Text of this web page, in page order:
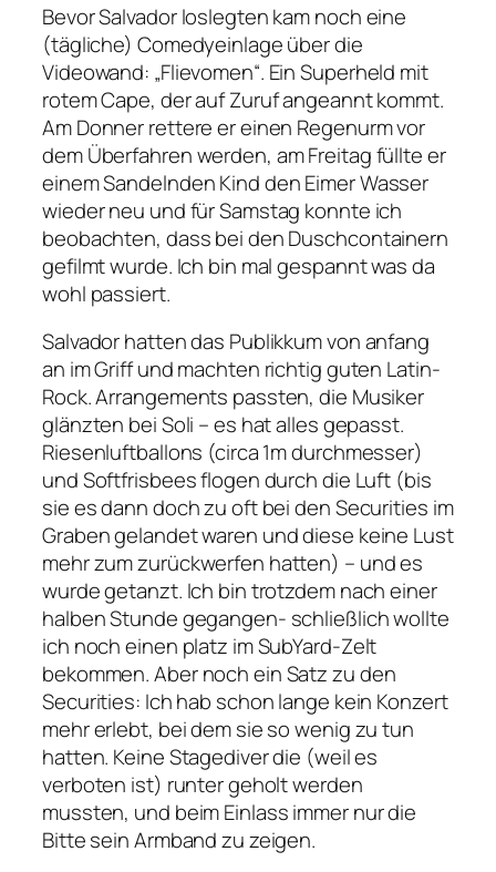
Bevor Salvador loslegten kam noch eine
(tägliche) Comedyeinlage über die
Videowand: „Flievomen“. Ein Superheld mit
rotem Cape, der auf Zuruf angeannt kommt.
Am Donner rettere er einen Regenurm vor
dem Überfahren werden, am Freitag füllte er
einem Sandelnden Kind den Eimer Wasser
wieder neu und für Samstag konnte ich
beobachten, dass bei den Duschcontainern
gefilmt wurde. Ich bin mal gespannt was da
wohl passiert.
Salvador hatten das Publikkum von anfang
an im Griff und machten richtig guten Latin-
Rock. Arrangements passten, die Musiker
glänzten bei Soli – es hat alles gepasst.
Riesenluftballons (circa 1m durchmesser)
und Softfrisbees flogen durch die Luft (bis
sie es dann doch zu oft bei den Securities im
Graben gelandet waren und diese keine Lust
mehr zum zurückwerfen hatten) – und es
wurde getanzt. Ich bin trotzdem nach einer
halben Stunde gegangen- schließlich wollte
ich noch einen platz im SubYard-Zelt
bekommen. Aber noch ein Satz zu den
Securities: Ich hab schon lange kein Konzert
mehr erlebt, bei dem sie so wenig zu tun
hatten. Keine Stagediver die (weil es
verboten ist) runter geholt werden
mussten, und beim Einlass immer nur die
Bitte sein Armband zu zeigen.